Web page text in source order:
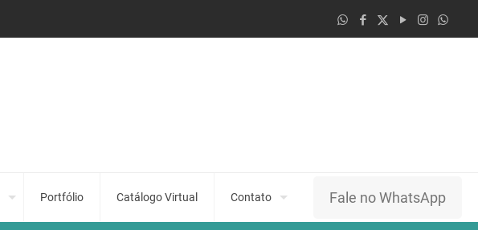
Portfólio Catálogo Virtual Contato Fale no WhatsApp